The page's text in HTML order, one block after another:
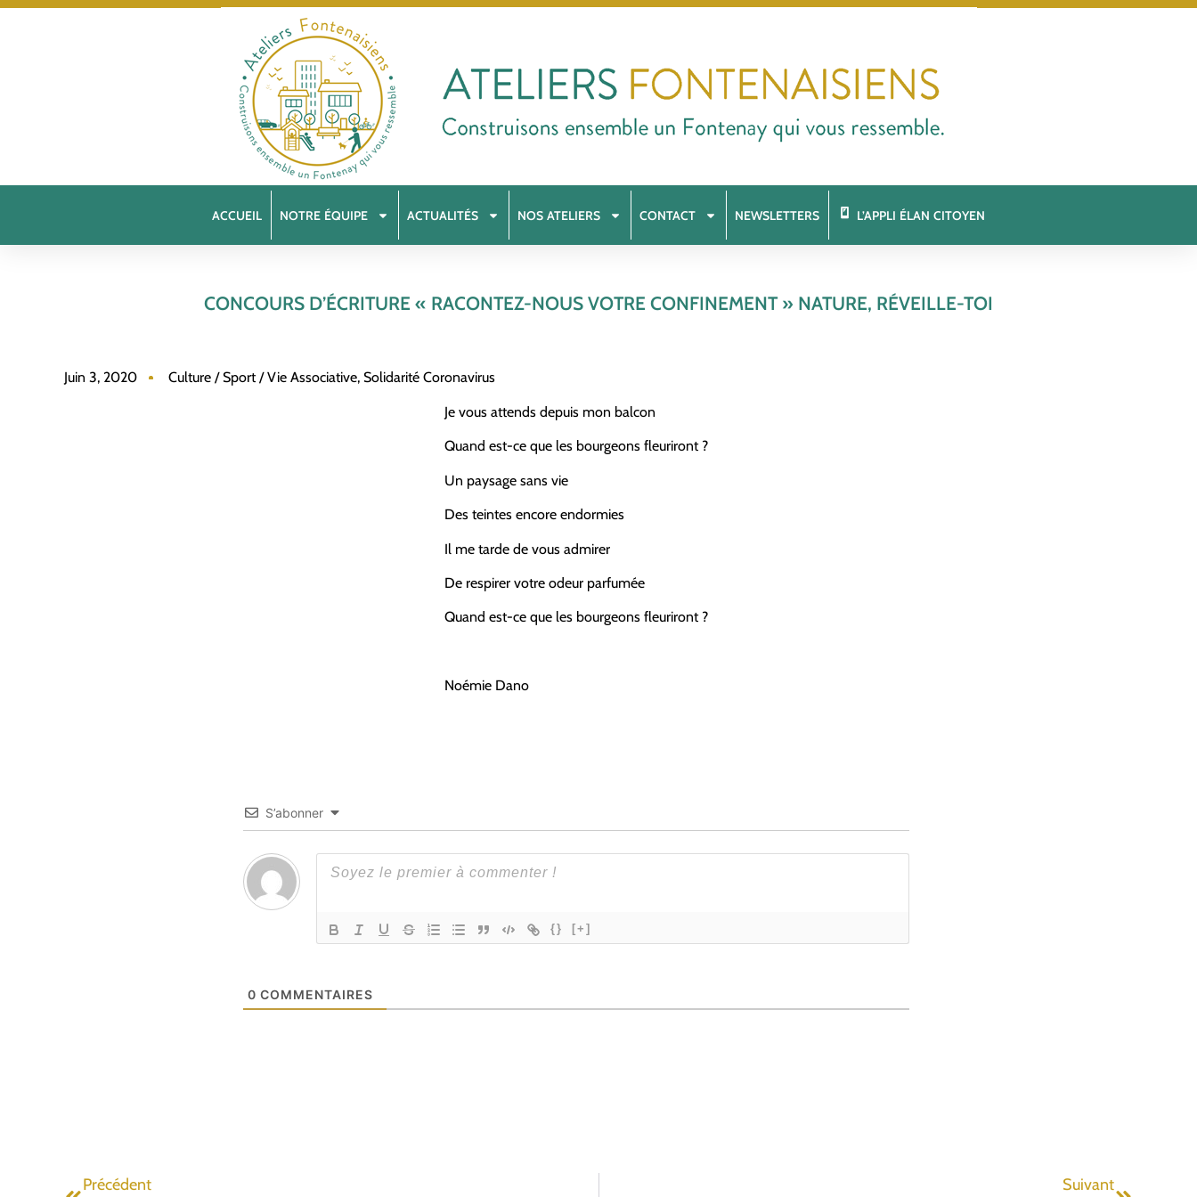
ACCUEIL NOTRE ÉQUIPE ACTUALITÉS NOS ATELIERS CONTACT NEWSLETTERS L’APPLI ÉLAN CITOYEN
CONCOURS D’ÉCRITURE « RACONTEZ-NOUS VOTRE CONFINEMENT » NATURE, RÉVEILLE-TOI
Juin 3, 2020 Culture / Sport / Vie Associative, Solidarité Coronavirus
Je vous attends depuis mon balcon
Quand est-ce que les bourgeons fleuriront ?
Un paysage sans vie
Des teintes encore endormies
Il me tarde de vous admirer
De respirer votre odeur parfumée
Quand est-ce que les bourgeons fleuriront ?
Noémie Dano
S’abonner
{} [+]
0 COMMENTAIRES
Précédent Suivant